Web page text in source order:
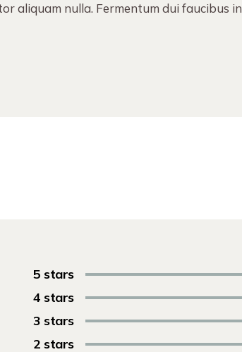
aliquam nulla. Fermentum dui faucibus in
5 stars
4 stars
3 stars
2 stars